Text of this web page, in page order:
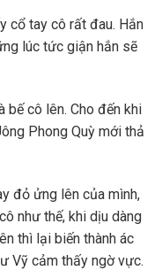
cổ tay cô rất đau. Hắn
lúc tức giận hắn sẽ
bế cô lên. Cho đến khi
Phong Quỳ mới thả
đỏ ửng lên của mình,
như thế, khi dịu dàng
thì lại biến thành ác
Vỹ cảm thấy ngờ vực.